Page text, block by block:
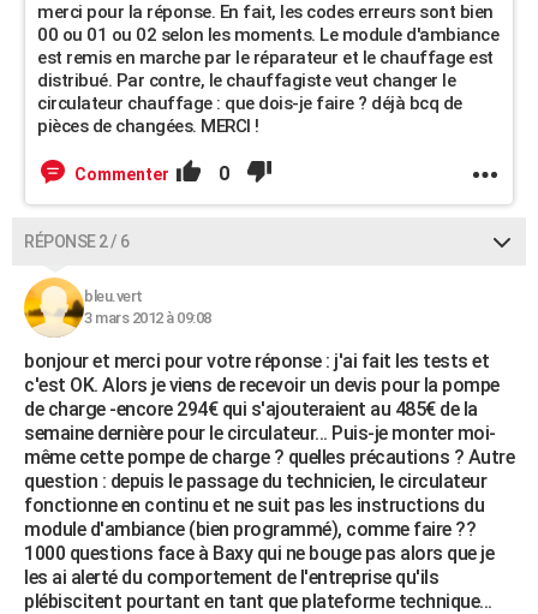
merci pour la réponse. En fait, les codes erreurs sont bien
00 ou 01 ou 02 selon les moments. Le module d'ambiance
est remis en marche par le réparateur et le chauffage est
distribué. Par contre, le chauffagiste veut changer le
circulateur chauffage : que dois-je faire ? déjà bcq de
pièces de changées. MERCI !
Commenter 0
RÉPONSE 2 / 6
bleu.vert
3 mars 2012 à 09:08
bonjour et merci pour votre réponse : j'ai fait les tests et
c'est OK. Alors je viens de recevoir un devis pour la pompe
de charge -encore 294€ qui s'ajouteraient au 485€ de la
semaine dernière pour le circulateur... Puis-je monter moi-
même cette pompe de charge ? quelles précautions ? Autre
question : depuis le passage du technicien, le circulateur
fonctionne en continu et ne suit pas les instructions du
module d'ambiance (bien programmé), comme faire ??
1000 questions face à Baxy qui ne bouge pas alors que je
les ai alerté du comportement de l'entreprise qu'ils
plébiscitent pourtant en tant que plateforme technique...